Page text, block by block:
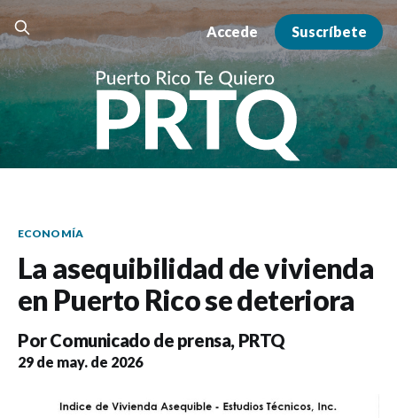
Accede Suscríbete
ECONOMÍA
La asequibilidad de vivienda
en Puerto Rico se deteriora
PorComunicado de prensa, PRTQ
29 de may. de 2026